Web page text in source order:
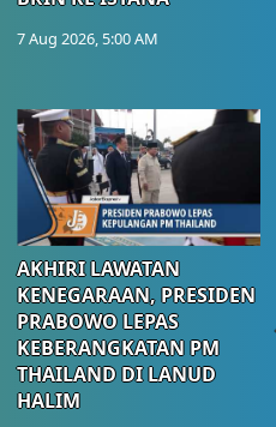
7 Aug 2026, 5:00 AM
AKHIRI LAWATAN
KENEGARAAN, PRESIDEN
PRABOWO LEPAS
KEBERANGKATAN PM
THAILAND DI LANUD
HALIM